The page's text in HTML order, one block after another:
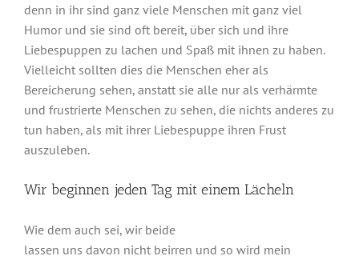
denn in ihr sind ganz viele Menschen mit ganz viel
Humor und sie sind oft bereit, über sich und ihre
Liebespuppen zu lachen und Spaß mit ihnen zu haben.
Vielleicht sollten dies die Menschen eher als
Bereicherung sehen, anstatt sie alle nur als verhärmte
und frustrierte Menschen zu sehen, die nichts anderes zu
tun haben, als mit ihrer Liebespuppe ihren Frust
auszuleben.
Wir beginnen jeden Tag mit einem Lächeln
Wie dem auch sei, wir beide
lassen uns davon nicht beirren und so wird mein